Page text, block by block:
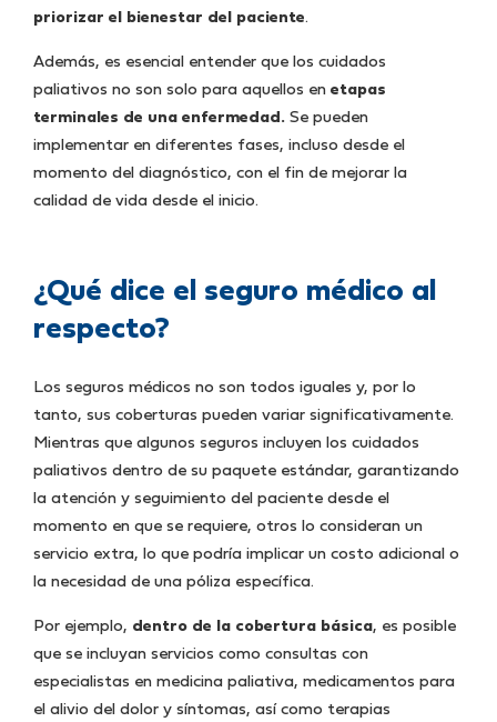
priorizar el bienestar del paciente.
Además, es esencial entender que los cuidados
paliativos no son solo para aquellos en etapas
terminales de una enfermedad. Se pueden
implementar en diferentes fases, incluso desde el
momento del diagnóstico, con el fin de mejorar la
calidad de vida desde el inicio.
¿Qué dice el seguro médico al
respecto?
Los seguros médicos no son todos iguales y, por lo
tanto, sus coberturas pueden variar significativamente.
Mientras que algunos seguros incluyen los cuidados
paliativos dentro de su paquete estándar, garantizando
la atención y seguimiento del paciente desde el
momento en que se requiere, otros lo consideran un
servicio extra, lo que podría implicar un costo adicional o
la necesidad de una póliza específica.
Por ejemplo, dentro de la cobertura básica, es posible
que se incluyan servicios como consultas con
especialistas en medicina paliativa, medicamentos para
el alivio del dolor y síntomas, así como terapias